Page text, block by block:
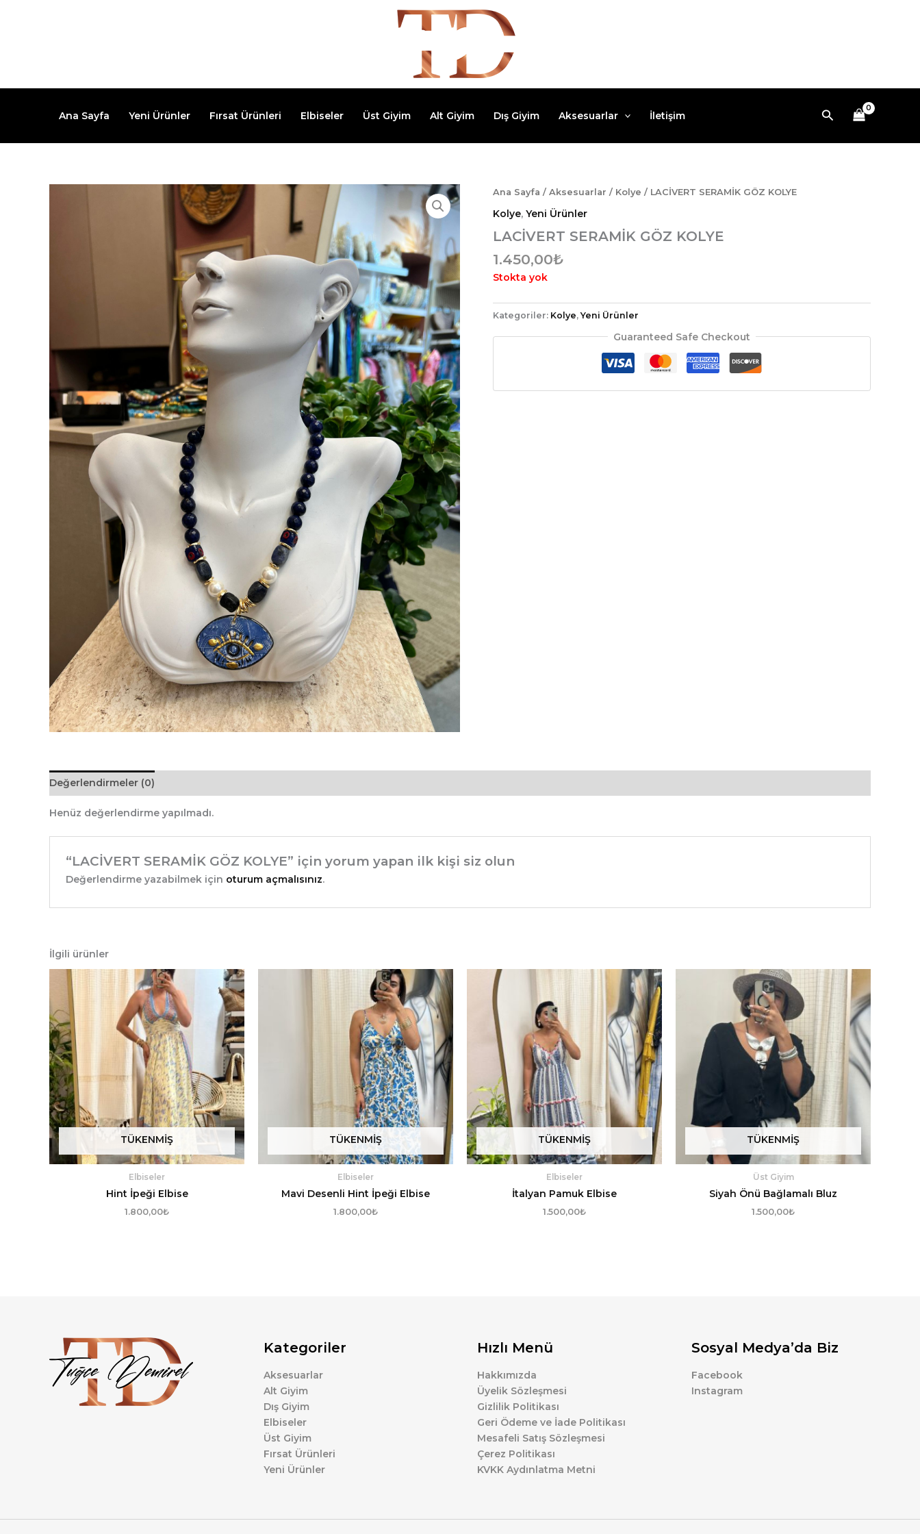
Ana Sayfa Yeni Ürünler Fırsat Ürünleri Elbiseler Üst Giyim Alt Giyim Dış Giyim Aksesuarlar İletişim Arama
Ana Sayfa / Aksesuarlar / Kolye / LACİVERT SERAMİK GÖZ KOLYE
Kolye, Yeni Ürünler
LACİVERT SERAMİK GÖZ KOLYE
1.450,00₺
Stokta yok
Kategoriler: Kolye,Yeni Ürünler
Guaranteed Safe Checkout
Değerlendirmeler (0)
Henüz değerlendirme yapılmadı.
“LACİVERT SERAMİK GÖZ KOLYE” için yorum yapan ilk kişi siz olun
Değerlendirme yazabilmek için oturum açmalısınız.
İlgili ürünler
TÜKENMIŞ
Elbiseler
Hint İpeği Elbise
1.800,00₺
TÜKENMIŞ
Elbiseler
Mavi Desenli Hint İpeği Elbise
1.800,00₺
TÜKENMIŞ
Elbiseler
İtalyan Pamuk Elbise
1.500,00₺
TÜKENMIŞ
Üst Giyim
Siyah Önü Bağlamalı Bluz
1.500,00₺
Kategoriler
Aksesuarlar
Alt Giyim
Dış Giyim
Elbiseler
Üst Giyim
Fırsat Ürünleri
Yeni Ürünler
Hızlı Menü
Hakkımızda
Üyelik Sözleşmesi
Gizlilik Politikası
Geri Ödeme ve İade Politikası
Mesafeli Satış Sözleşmesi
Çerez Politikası
KVKK Aydınlatma Metni
Sosyal Medya’da Biz
Facebook
Instagram